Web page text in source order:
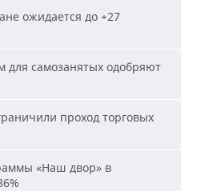
ожидается до +27
для самозанятых одобряют
проход торговых
«Наш двор» в